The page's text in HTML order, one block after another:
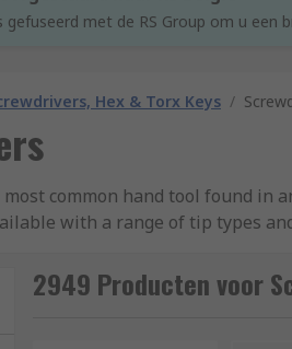
gefuseerd met de RS Group om u een
Hex & Torx Keys /
common hand tool found in
with a range of tip types
Tip
2949 Producten voor